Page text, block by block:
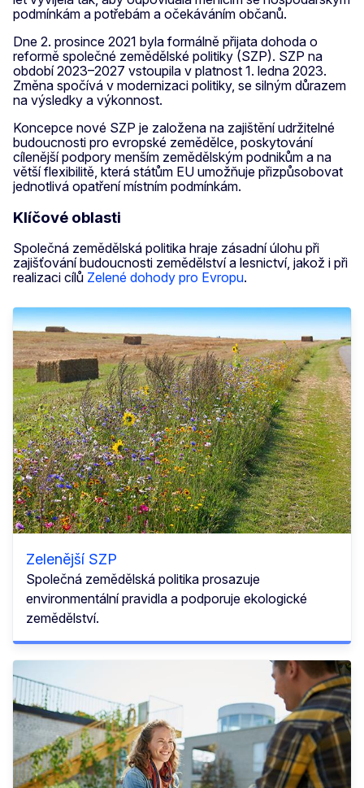
podmínkám a potřebám a očekáváním občanů.
Dne 2. prosince 2021 byla formálně přijata dohoda o
reformě společné zemědělské politiky (SZP). SZP na
období 2023–2027 vstoupila v platnost 1. ledna 2023.
Změna spočívá v modernizaci politiky, se silným důrazem
na výsledky a výkonnost.
Koncepce nové SZP je založena na zajištění udržitelné
budoucnosti pro evropské zemědělce, poskytování
cílenější podpory menším zemědělským podnikům a na
větší flexibilitě, která státům EU umožňuje přizpůsobovat
jednotlivá opatření místním podmínkám.
Klíčové oblasti
Společná zemědělská politika hraje zásadní úlohu při
zajišťování budoucnosti zemědělství a lesnictví, jakož i při
realizaci cílů Zelené dohody pro Evropu.
Zelenější SZP
Společná zemědělská politika prosazuje
environmentální pravidla a podporuje ekologické
zemědělství.